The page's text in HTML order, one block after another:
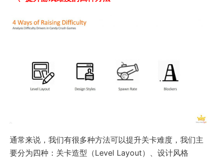
通常来说，我们有很多种方法可以提升关卡难度，我们主
要分为四种：关卡造型（Level Layout）、设计风格